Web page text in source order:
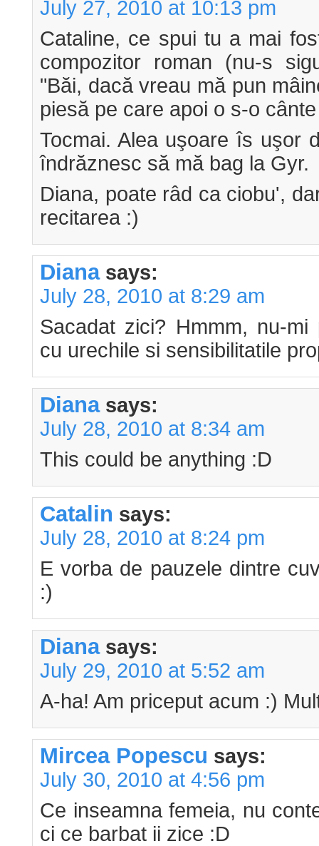
July 27, 2010 at 10:13 pm
Cataline, ce spui tu a mai
compozitor roman (nu-s
"Băi, dacă vreau mă pun
piesă pe care apoi o s-o
Tocmai. Alea uşoare îs uşor
îndrăznesc să mă bag la Gyr.
Diana, poate râd ca ciobu',
recitarea :)
Diana says:
July 28, 2010 at 8:29 am
Sacadat zici? Hmmm, nu-
cu urechile si sensibilitatile
Diana says:
July 28, 2010 at 8:34 am
This could be anything :D
Catalin says:
July 28, 2010 at 8:24 pm
E vorba de pauzele dintre
:)
Diana says:
July 29, 2010 at 5:52 am
A-ha! Am priceput acum :)
Mircea Popescu says:
July 30, 2010 at 4:56 pm
Ce inseamna femeia, nu
ci ce barbat ii zice :D